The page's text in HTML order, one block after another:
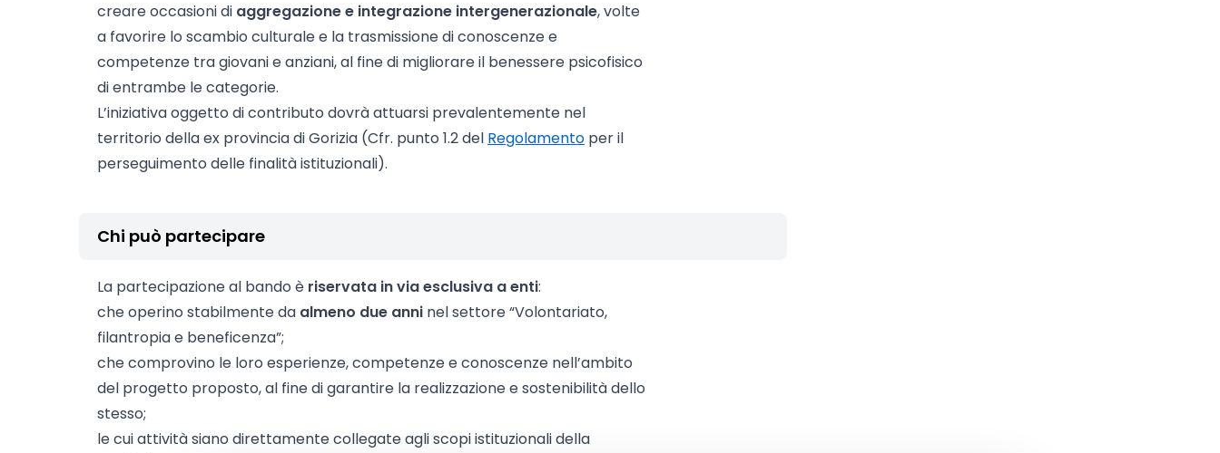
creare occasioni di aggregazione e integrazione intergenerazionale, volte
a favorire lo scambio culturale e la trasmissione di conoscenze e
competenze tra giovani e anziani, al fine di migliorare il benessere psicofisico
di entrambe le categorie.
L’iniziativa oggetto di contributo dovrà attuarsi prevalentemente nel
territorio della ex provincia di Gorizia (Cfr. punto 1.2 del Regolamento per il
perseguimento delle finalità istituzionali).
Chi può partecipare
La partecipazione al bando è riservata in via esclusiva a enti:
che operino stabilmente da almeno due anni nel settore “Volontariato,
filantropia e beneficenza”;
che comprovino le loro esperienze, competenze e conoscenze nell’ambito
del progetto proposto, al fine di garantire la realizzazione e sostenibilità dello
stesso;
le cui attività siano direttamente collegate agli scopi istituzionali della